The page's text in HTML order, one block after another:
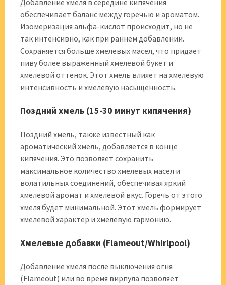
Добавление хмеля в середине кипячения
обеспечивает баланс между горечью и ароматом.
Изомеризация альфа-кислот происходит, но не
так интенсивно, как при раннем добавлении.
Сохраняется больше хмелевых масел, что придает
пиву более выраженный хмелевой букет и
хмелевой оттенок. Этот хмель влияет на хмелевую
интенсивность и хмелевую насыщенность.
Поздний хмель (15-30 минут кипячения)
Поздний хмель, также известный как
ароматический хмель, добавляется в конце
кипячения. Это позволяет сохранить
максимальное количество хмелевых масел и
волатильных соединений, обеспечивая яркий
хмелевой аромат и хмелевой вкус. Горечь от этого
хмеля будет минимальной. Этот хмель формирует
хмелевой характер и хмелевую гармонию.
Хмелевые добавки (Flameout/Whirlpool)
Добавление хмеля после выключения огня
(Flameout) или во время вирпула позволяет